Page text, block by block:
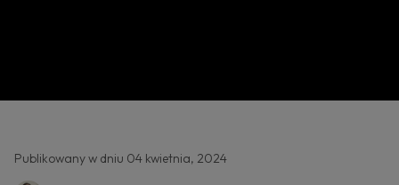
Publikowany w dniu 04 kwietnia, 2024